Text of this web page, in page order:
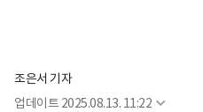
조은서 기자
업데이트 2025.08.13. 11:22